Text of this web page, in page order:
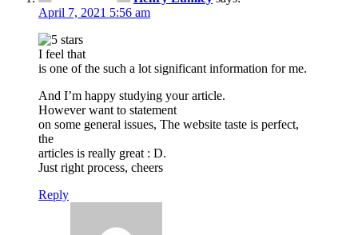
April 7, 2021 5:56 am
I feel that
is one of the such a lot significant information for me.
And I’m happy studying your article.
However want to statement
on some general issues, The website taste is perfect,
the
articles is really great : D.
Just right process, cheers
Reply